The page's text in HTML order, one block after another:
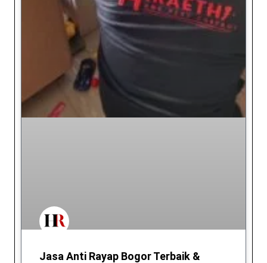
Jasa Anti Rayap Bogor Terbaik &